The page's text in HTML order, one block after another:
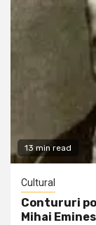
13 min read
Cultural
Contururi
Mihai